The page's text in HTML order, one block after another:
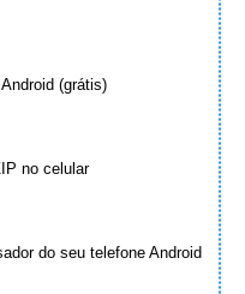
(grátis)
no celular
do seu telefone Android